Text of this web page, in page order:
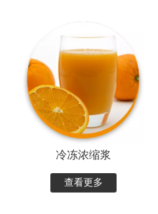
冷冻浓缩浆
查看更多